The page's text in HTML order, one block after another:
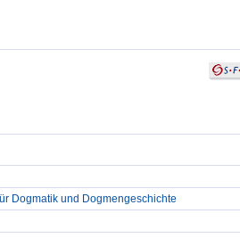
Dogmatik und Dogmengeschichte